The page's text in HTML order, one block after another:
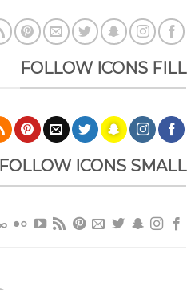
FOLLOW ICONS FILL
FOLLOW ICONS SMALL